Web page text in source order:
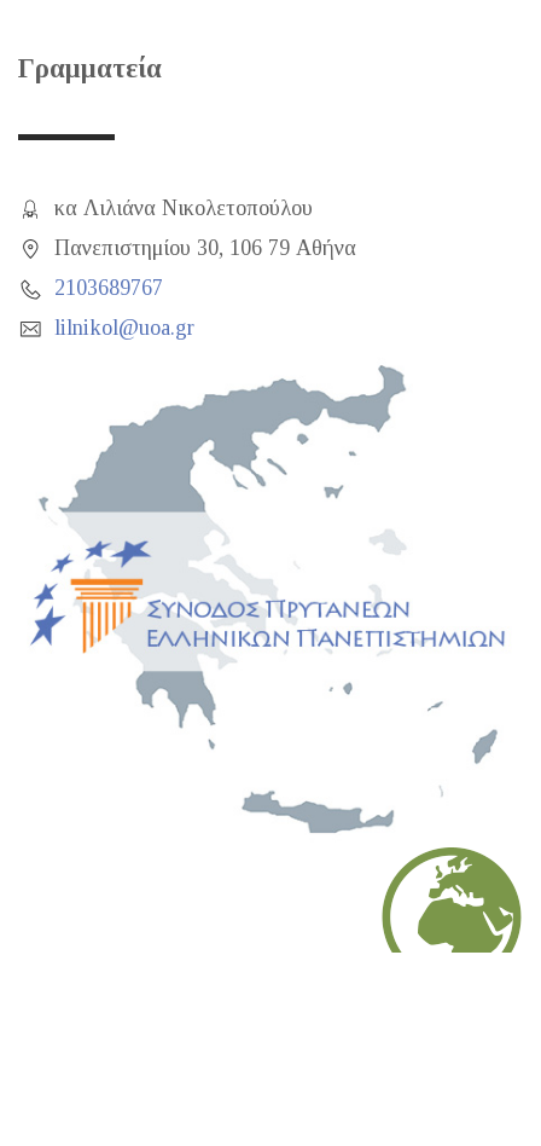
Γραμματεία
κα Λιλιάνα Νικολετοπούλου
Πανεπιστημίου 30, 106 79 Αθήνα
2103689767
lilnikol@uoa.gr